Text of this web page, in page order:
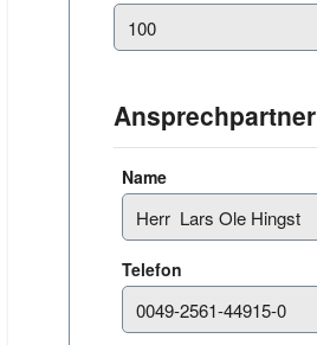
Ansprechpartner
Name
Telefon